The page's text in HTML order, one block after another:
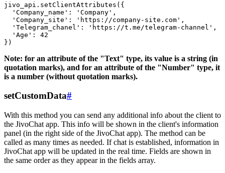
jivo_api.setClientAttributes({
  'Company_name': 'Company',
  'Company_site': 'https://company-site.com',
  'Telegram_chanel': 'https://t.me/telegram-channel',
  'Age': 42
Note: for an attribute of the "Text" type, its value is a string (in
quotation marks), and for an attribute of the "Number" type, it
is a number (without quotation marks).
setCustomData#
With this method you can send any additional info about the client to
the JivoChat app. This info will be shown in the client's information
panel (in the right side of the JivoChat app). The method can be
called as many times as needed. If chat is established, information in
JivoChat app will be updated in the real time. Fields are shown in
the same order as they appear in the fields array.